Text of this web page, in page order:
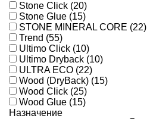
Stone Click (20)
Stone Glue (15)
STONE MINERAL CORE (22)
Trend (55)
Ultimo Click (10)
Ultimo Dryback (10)
ULTRA ECO (22)
Wood (DryBack) (15)
Wood Click (25)
Wood Glue (15)
Назначение